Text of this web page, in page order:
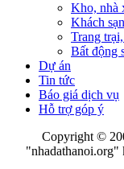
Kho, nhà
Khách
Trang
Bất động
Dự án
Tin tức
Báo giá dịch vụ
Hỗ trợ góp ý
Copyright ©
"nhadathanoi.org"